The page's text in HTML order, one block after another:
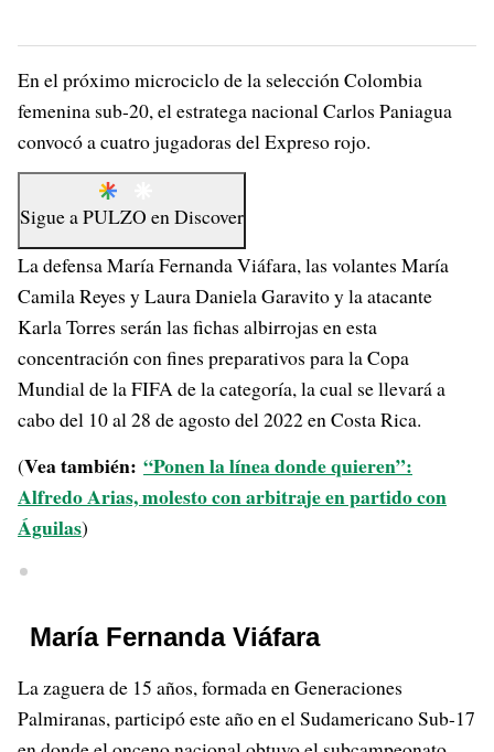
En el próximo microciclo de la selección Colombia
femenina sub-20, el estratega nacional Carlos Paniagua
convocó a cuatro jugadoras del Expreso rojo.
Sigue aPULZO enDiscover
La defensa María Fernanda Viáfara, las volantes María
Camila Reyes y Laura Daniela Garavito y la atacante
Karla Torres serán las fichas albirrojas en esta
concentración con fines preparativos para la Copa
Mundial de la FIFA de la categoría, la cual se llevará a
cabo del 10 al 28 de agosto del 2022 en Costa Rica.
(Vea también: “Ponen la línea donde quieren”:
Alfredo Arias, molesto con arbitraje en partido con
Águilas)
María Fernanda Viáfara
La zaguera de 15 años, formada en Generaciones
Palmiranas, participó este año en el Sudamericano Sub-17